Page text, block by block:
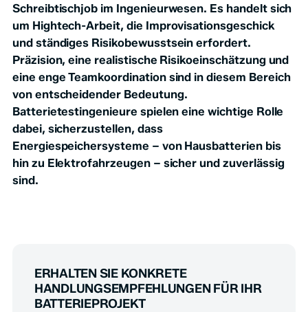
Schreibtischjob im Ingenieurwesen. Es handelt sich
um Hightech-Arbeit, die Improvisationsgeschick
und ständiges Risikobewusstsein erfordert.
Präzision, eine realistische Risikoeinschätzung und
eine enge Teamkoordination sind in diesem Bereich
von entscheidender Bedeutung.
Batterietestingenieure spielen eine wichtige Rolle
dabei, sicherzustellen, dass
Energiespeichersysteme – von Hausbatterien bis
hin zu Elektrofahrzeugen – sicher und zuverlässig
sind.
ERHALTEN SIE KONKRETE
HANDLUNGSEMPFEHLUNGEN FÜR IHR
BATTERIEPROJEKT